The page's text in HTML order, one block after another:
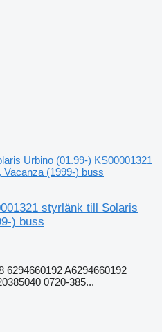
Urbino (01.99-) KS00001321
Vacanza (1999-) buss
styrlänk till Solaris
) buss
6294660192 A6294660192
0720-385...